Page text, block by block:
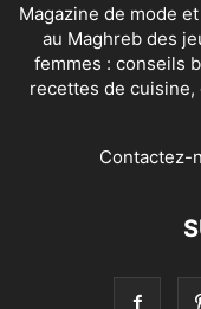
Magazine de mode
au Maghreb des
femmes : conseils
recettes de
Contactez-